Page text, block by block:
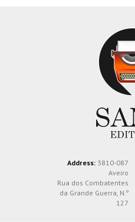
Address: 3810-087
Aveiro
Rua dos Combatentes
da Grande Guerra, N.º
127